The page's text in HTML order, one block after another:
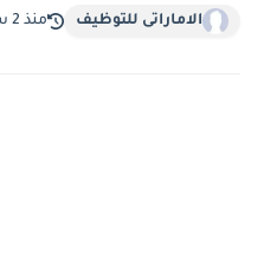
الاماراتى للتوظيف منذ 2 سنة